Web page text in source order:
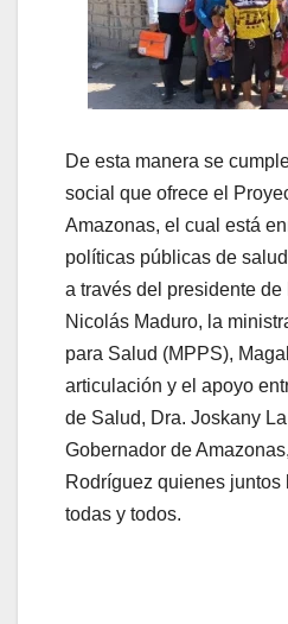
De esta manera se
social que ofrece el
Amazonas, el cual está
políticas públicas de
a través del presidente
Nicolás Maduro, la
para Salud (MPPS),
articulación y el apoyo
de Salud, Dra. Joskany
Gobernador de
Rodríguez quienes juntos
todas y todos.